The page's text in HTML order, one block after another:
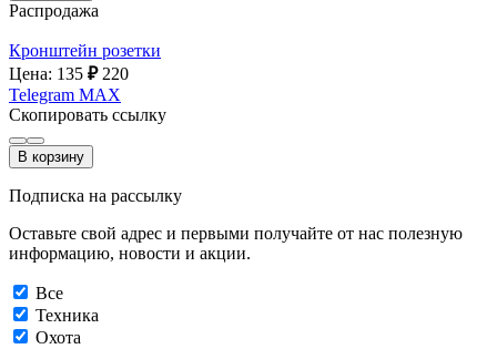
Распродажа
Кронштейн розетки
Цена: 135 ₽ 220
Telegram MAX
Скопировать ссылку
В корзину
Подписка на рассылку
Оставьте свой адрес и первыми получайте от нас полезную
информацию, новости и акции.
Все
Техника
Охота